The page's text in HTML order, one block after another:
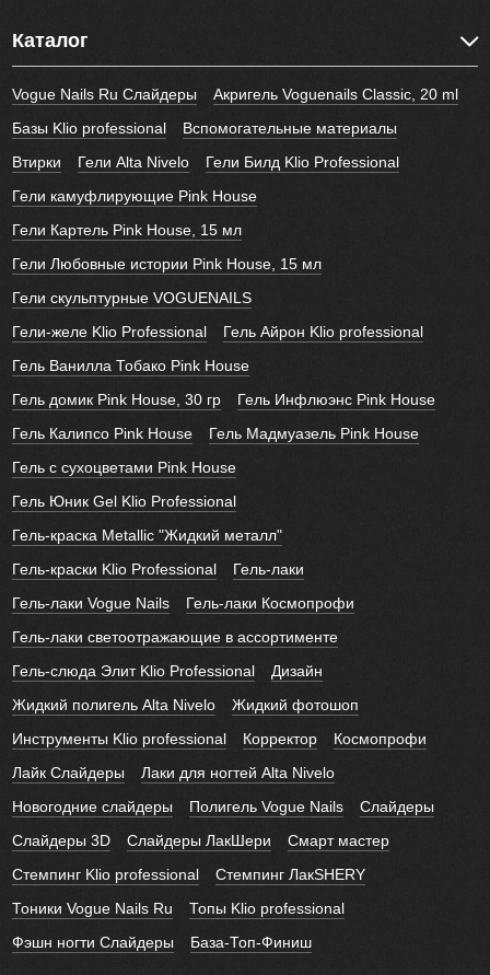
Каталог
Vogue Nails Ru Слайдеры
Акригель Voguenails Classic, 20 ml
Базы Klio professional
Вспомогательные материалы
Втирки
Гели Alta Nivelo
Гели Билд Klio Professional
Гели камуфлирующие Pink House
Гели Картель Pink House, 15 мл
Гели Любовные истории Pink House, 15 мл
Гели скульптурные VOGUENAILS
Гели-желе Klio Professional
Гель Айрон Klio professional
Гель Ванилла Тобако Pink House
Гель домик Pink House, 30 гр
Гель Инфлюэнс Pink House
Гель Калипсо Pink House
Гель Мадмуазель Pink House
Гель с сухоцветами Pink House
Гель Юник Gel Klio Professional
Гель-краска Metallic "Жидкий металл"
Гель-краски Klio Professional
Гель-лаки
Гель-лаки Vogue Nails
Гель-лаки Космопрофи
Гель-лаки светоотражающие в ассортименте
Гель-слюда Элит Klio Professional
Дизайн
Жидкий полигель Alta Nivelo
Жидкий фотошоп
Инструменты Klio professional
Корректор
Космопрофи
Лайк Слайдеры
Лаки для ногтей Alta Nivelo
Новогодние слайдеры
Полигель Vogue Nails
Слайдеры
Слайдеры 3D
Слайдеры ЛакШери
Смарт мастер
Стемпинг Klio professional
Стемпинг ЛакSHERY
Тоники Vogue Nails Ru
Топы Klio professional
Фэшн ногти Слайдеры
База-Топ-Финиш